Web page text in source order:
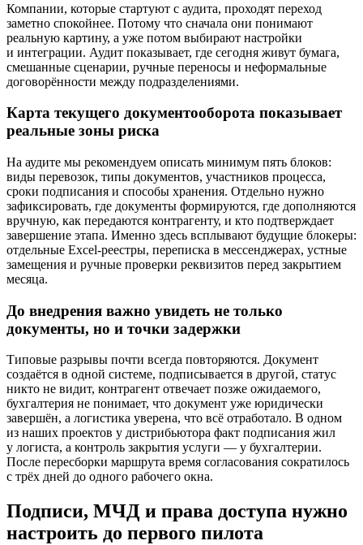
Компании, которые стартуют с аудита, проходят переход
заметно спокойнее. Потому что сначала они понимают
реальную картину, а уже потом выбирают настройки
и интеграции. Аудит показывает, где сегодня живут бумага,
смешанные сценарии, ручные переносы и неформальные
договорённости между подразделениями.
Карта текущего документооборота показывает
реальные зоны риска
На аудите мы рекомендуем описать минимум пять блоков:
виды перевозок, типы документов, участников процесса,
сроки подписания и способы хранения. Отдельно нужно
зафиксировать, где документы формируются, где дополняются
вручную, как передаются контрагенту, и кто подтверждает
завершение этапа. Именно здесь всплывают будущие блокеры:
отдельные Excel-реестры, переписка в мессенджерах, устные
замещения и ручные проверки реквизитов перед закрытием
месяца.
До внедрения важно увидеть не только
документы, но и точки задержки
Типовые разрывы почти всегда повторяются. Документ
создаётся в одной системе, подписывается в другой, статус
никто не видит, контрагент отвечает позже ожидаемого,
бухгалтерия не понимает, что документ уже юридически
завершён, а логистика уверена, что всё отработало. В одном
из наших проектов у дистрибьютора факт подписания жил
у логиста, а контроль закрытия услуги — у бухгалтерии.
После пересборки маршрута время согласования сократилось
с трёх дней до одного рабочего окна.
Подписи, МЧД и права доступа нужно
настроить до первого пилота